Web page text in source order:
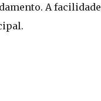
A facilidade